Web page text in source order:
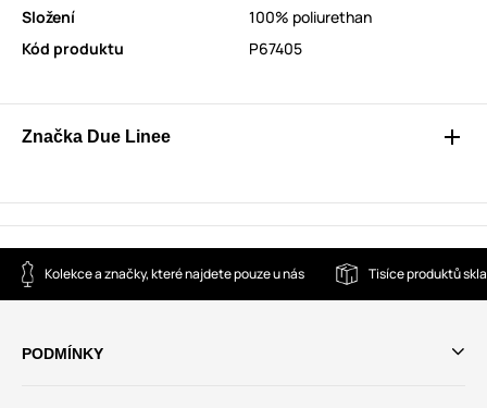
Složení
100% poliurethan
Kód produktu
P67405
Značka Due Linee
Kolekce a značky, které najdete pouze u nás Tisíce produktů
PODMÍNKY